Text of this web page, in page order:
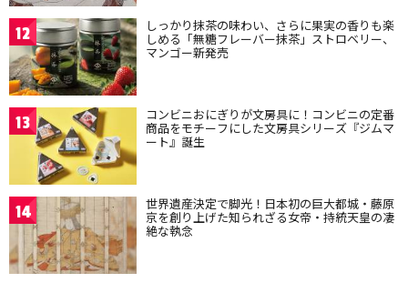
12 しっかり抹茶の味わい、さらに果実の香りも楽
しめる「無糖フレーバー抹茶」ストロベリー、
マンゴー新発売
13 コンビニおにぎりが文房具に！コンビニの定番
商品をモチーフにした文房具シリーズ『ジムマ
ート』誕生
14 世界遺産決定で脚光！日本初の巨大都城・藤原
京を創り上げた知られざる女帝・持統天皇の凄
絶な執念